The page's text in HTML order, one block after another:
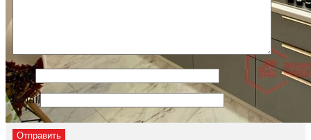
Имя
Email